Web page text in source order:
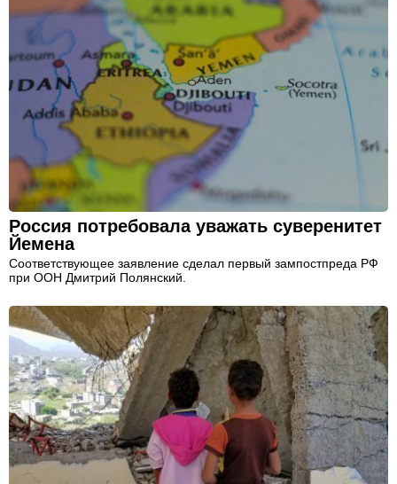
Россия потребовала уважать суверенитет
Йемена
Соответствующее заявление сделал первый зампостпреда РФ
при ООН Дмитрий Полянский.